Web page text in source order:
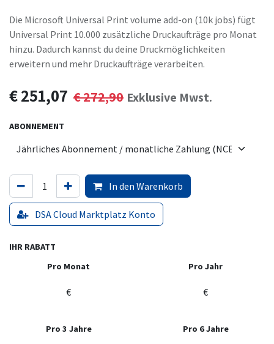
Die Microsoft Universal Print volume add-on (10k jobs) fügt
Universal Print 10.000 zusätzliche Druckaufträge pro Monat
hinzu. Dadurch kannst du deine Druckmöglichkeiten
erweitern und mehr Druckaufträge verarbeiten.
€251,07 €272,90 Exklusive Mwst.
ABONNEMENT
In den Warenkorb
DSA Cloud Marktplatz Konto
IHR RABATT
Pro Monat
€
Pro Jahr
€
Pro 3 Jahre Pro 6 Jahre